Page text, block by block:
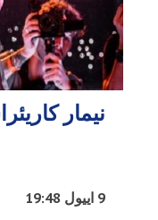
نیمار
9 اییول 19:48